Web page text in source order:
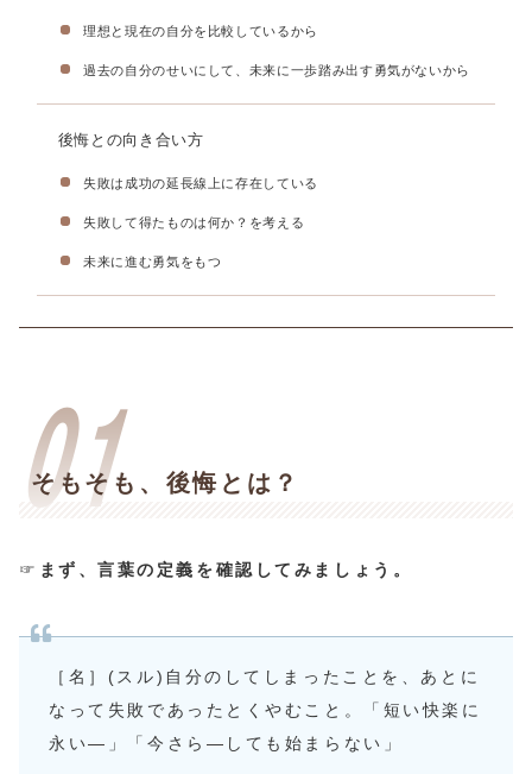
理想と現在の自分を比較しているから
過去の自分のせいにして、未来に一歩踏み出す勇気がないから
後悔との向き合い方
失敗は成功の延長線上に存在している
失敗して得たものは何か？を考える
未来に進む勇気をもつ
そもそも、後悔とは？
☞ まず、言葉の定義を確認してみましょう。
［名］(スル)自分のしてしまったことを、あとに
なって失敗であったとくやむこと。「短い快楽に
永い―」「今さら―しても始まらない」